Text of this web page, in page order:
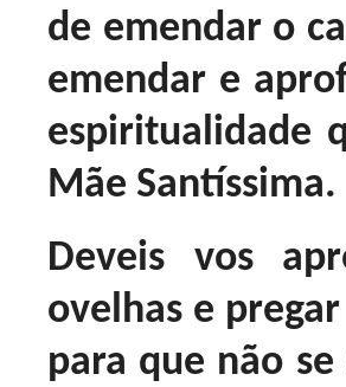
de emendar o
emendar e
espiritualidade
Mãe Santíssima.
Deveis vos
ovelhas e
para que não